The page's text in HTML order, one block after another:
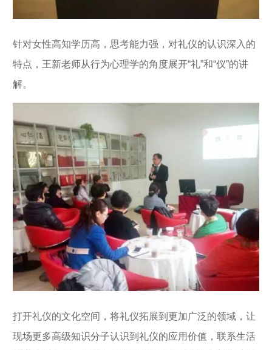
针对女性高知学历高，思考能力强，对礼仪的认识深入的
特点，王新老师从行为心理学的角度展开“礼”和“仪”的讲
解。
打开礼仪的文化空间，将礼仪拓展到更加广泛的领域，让
现场更多高级知识分子认识到礼仪的应用价值，联系生活